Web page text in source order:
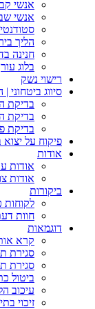
אנשי
אנשי
הליך
חנינה
בלוג
רישוי נשק
סיווג
בדיקת
בדיקת
בדיקת
פיקוח על יצוא
אודות
אודות
אודות
ביקורות
לקוחות
חוות
דוגמאות
קרא
סגירת
סגירת
ביטול
עיכוב
זיכוי